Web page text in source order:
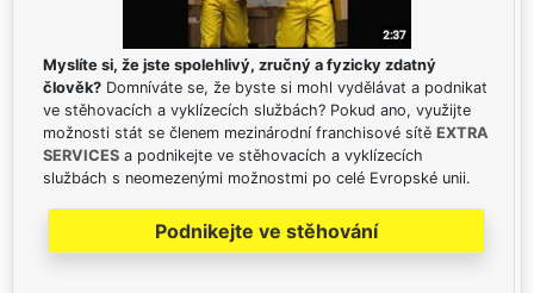
Myslíte si, že jste spolehlivý, zručný a fyzicky zdatný
člověk? Domníváte se, že byste si mohl vydělávat a podnikat
ve stěhovacích a vyklízecích službách? Pokud ano, využijte
možnosti stát se členem mezinárodní franchisové sítě EXTRA
SERVICES a podnikejte ve stěhovacích a vyklízecích
službách s neomezenými možnostmi po celé Evropské unii.
Podnikejte ve stěhování